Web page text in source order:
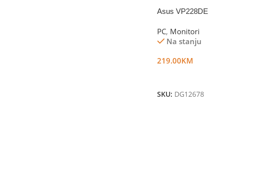
Asus VP228DE
PC, Monitori
Na stanju
219.00KM
SKU: DG12678